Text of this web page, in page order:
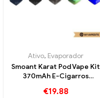
Ativo, Evaporador
Smoant Karat Pod Vape Kit
370mAh E-Cigarros
€19.88